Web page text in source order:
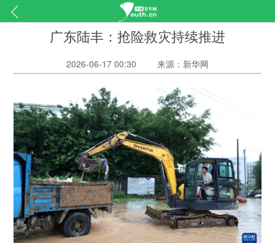
广东陆丰：抢险救灾持续推进
2026-06-17 00:30 来源：新华网